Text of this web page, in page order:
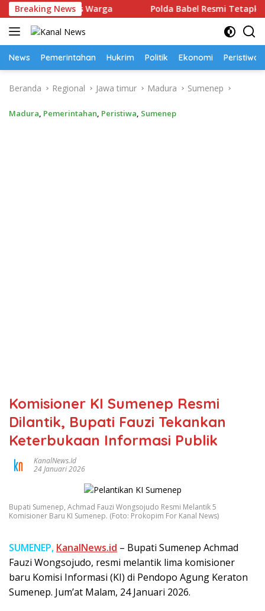
Langsung
ke
konten
Breaking News
Akses Warga Polda Babel Resmi Tetapkan 4
News Pemerintahan Hukrim Politik Ekonomi Peristiwa
Beranda Regional Jawa timur Madura Sumenep
Madura, Pemerintahan, Peristiwa, Sumenep
Komisioner KI Sumenep Resmi
Dilantik, Bupati Fauzi Tekankan
Keterbukaan Informasi Publik
KanalNews.id
24 Januari 2026
Bupati Sumenep, Achmad Fauzi Wongsojudo Resmi Melantik 5
Komisioner Baru KI Sumenep. (Foto: Prokopim For Kanal News)
SUMENEP, KanalNews.id – Bupati Sumenep Achmad
Fauzi Wongsojudo, resmi melantik lima komisioner
baru Komisi Informasi (KI) di Pendopo Agung Keraton
Sumenep. Jum’at Malam, 24 Januari 2026.